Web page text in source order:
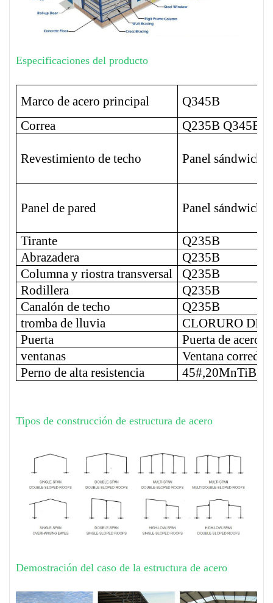
Especificaciones del producto
Marco de acero principal
Q345B
Correa
Q235B Q345B
Revestimiento de techo Panel sándwich
Panel de pared Panel sándwich
Tirante
Q235B
Abrazadera
Q235B
Columna y riostra transversal
Q235B
Rodillera
Q235B
Canalón de techo
Q235B
tromba de lluvia
CLORURO DE
Puerta
Puerta de acero
ventanas
Ventana
Perno de alta resistencia
Tipos de construcción de estructura de acero
Demostración del caso de la estructura de acero